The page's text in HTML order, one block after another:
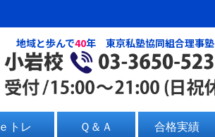
地域と歩んで40年 東京私塾協同組合理事塾
ｅトレ Ｑ＆Ａ 合格実績